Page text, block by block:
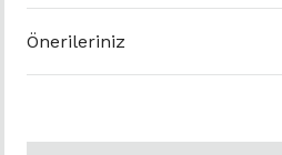
Önerileriniz